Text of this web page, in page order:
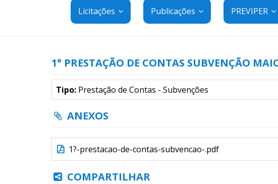
Licitações Publicações PREVIPER
1° PRESTAÇÃO DE CONTAS SUBVENÇÃO
Tipo: Prestação de Contas - Subvenções
ANEXOS
1?-prestacao-de-contas-subvencao-.pdf
COMPARTILHAR